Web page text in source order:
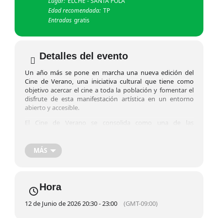
Edad recomendada: TP
Entradas gratis
Detalles del evento
Un año más se pone en marcha una nueva edición del
Cine de Verano, una iniciativa cultural que tiene como
objetivo acercar el cine a toda la población y fomentar el
disfrute de esta manifestación artística en un entorno
abierto y accesible.
El Cine de Verano se consolida como una de las
disfrutar de proyecciones al aire libre en un ambiente
agradable y familiar. La programación incluye películas de
promover el acceso a la cultura para todas las edades.
El programa se desarrollará los días 12 de junio, 23 de julio
y 4, 7, 14, 21 y 28 de agosto, con una variada selección de
MÁS
Hora
12 de Junio de 2026 20:30 - 23:00 (GMT-09:00)